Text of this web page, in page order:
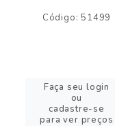
Código: 51499
Faça seu login
ou
cadastre-se
para ver preços